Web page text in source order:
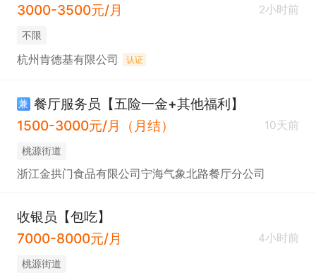
3000-3500元/月
2小时前
不限
杭州肯德基有限公司 认证
兼 餐厅服务员【五险一金+其他福利】
1500-3000元/月（月结）
10天前
桃源街道
浙江金拱门食品有限公司宁海气象北路餐厅分公司
收银员【包吃】
7000-8000元/月
4小时前
桃源街道